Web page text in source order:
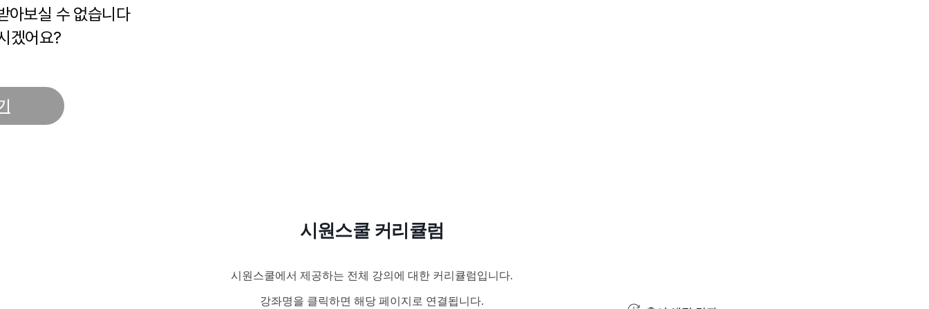
아보실 수 없습니다
겠어요?
시원스쿨 커리큘럼
시원스쿨에서 제공하는 전체 강의에 대한 커리큘럼입니다.
강좌명을 클릭하면 해당 페이지로 연결됩니다.